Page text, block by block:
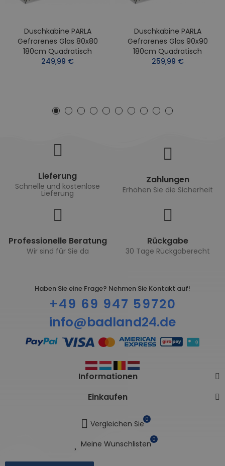
Duschkabine PARLA
Gefrorenes Glas 80x80
180cm Quadratisch
249,99 €
Duschkabine PARLA
Gefrorenes Glas 90x90
180cm Quadratisch
259,99 €
Lieferung
Schnelle und kostenlose
Lieferung
Zahlungen
Erhöhen Sie die Sicherheit
Professionelle Beratung
Wir sind für Sie da
Rückgabe
30 Tage Rückgaberecht
Haben Sie eine Frage? Nehmen Sie Kontakt auf!
+49 69 947 59720
info@badland24.de
Informationen
Einkaufen
Vergleichen Sie 0
Meine Wunschlisten 0